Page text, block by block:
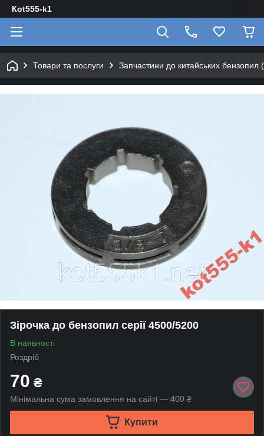
Кot555-k1
Товари та послуги Запчастини до китайських
Зірочка до бензопил серії 4500/5200
В наявності
Роздріб
70 ₴
Мінімальна сума замовлення на сайті — 400 ₴
Купити